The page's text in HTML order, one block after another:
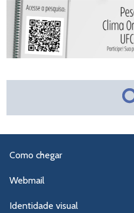
Como chegar
Webmail
Identidade visual